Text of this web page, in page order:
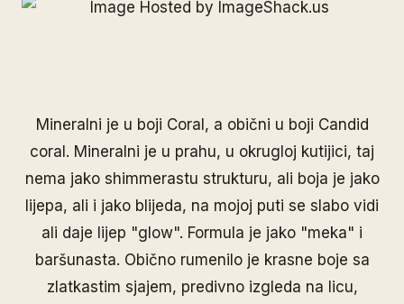
Mineralni je u boji Coral, a obični u boji Candid
coral. Mineralni je u prahu, u okrugloj kutijici, taj
nema jako shimmerastu strukturu, ali boja je jako
lijepa, ali i jako blijeda, na mojoj puti se slabo vidi
ali daje lijep "glow". Formula je jako "meka" i
baršunasta. Obično rumenilo je krasne boje sa
zlatkastim sjajem, predivno izgleda na licu,